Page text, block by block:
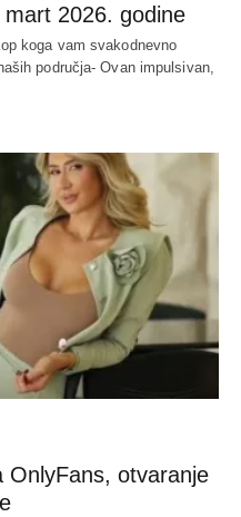
2026. godine
koga vam svakodnevno
područja- Ovan impulsivan,
OnlyFans, otvaranje